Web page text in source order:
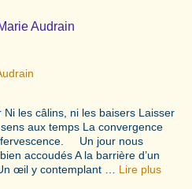
Audrain
les câlins, ni les baisers Laisser
aux temps La convergence
Un jour nous
accoudés A la barrière d’un
œil y contemplant … Lire plus